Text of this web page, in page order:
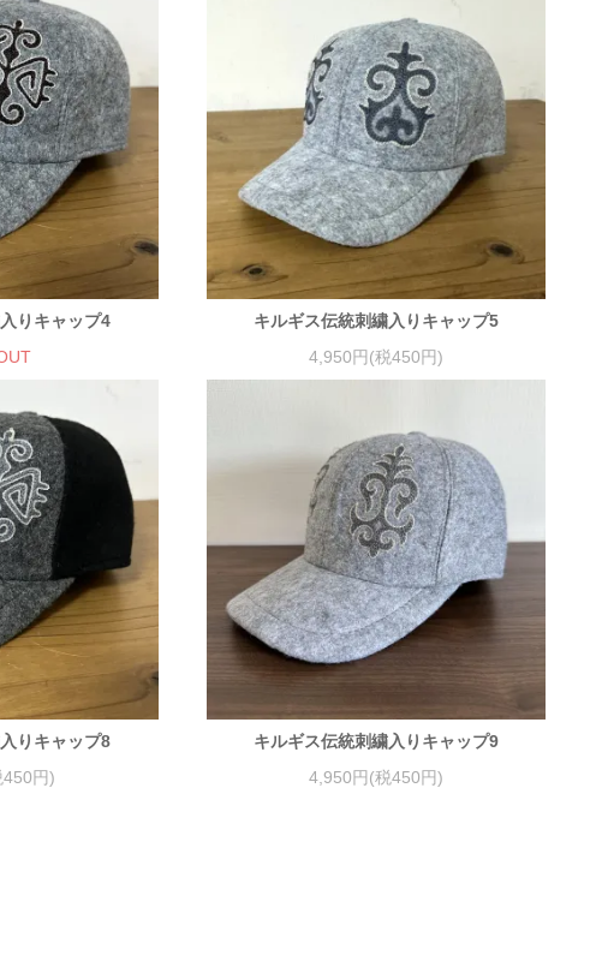
りキャップ4
キルギス伝統刺繍入りキャップ5
4,950円(税450円)
りキャップ8
円)
キルギス伝統刺繍入りキャップ9
4,950円(税450円)